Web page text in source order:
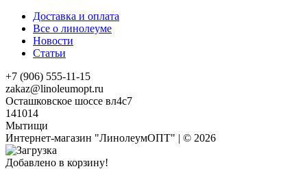
Доставка и оплата
Все о линолеуме
Новости
Статьи
+7 (906) 555-11-15
zakaz@linoleumopt.ru
Осташковское шоссе вл4с7
141014
Мытищи
Интернет-магазин "ЛинолеумОПТ" | © 2026
Добавлено в корзину!